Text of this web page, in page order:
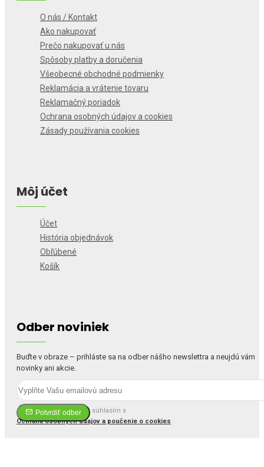
O nás / Kontakt
Ako nakupovať
Prečo nakupovať u nás
Spôsoby platby a doručenia
Všeobecné obchodné podmienky
Reklamácia a vrátenie tovaru
Reklamačný poriadok
Ochrana osobných údajov a cookies
Zásady používania cookies
Môj účet
Účet
História objednávok
Obľúbené
Košík
Odber noviniek
Buďte v obraze – prihláste sa na odber nášho newslettra a neujdú vám
novinky ani akcie.
Potvrdiť odber
Prečítal(a) som si a súhlasím s
Ochrana osobných údajov a poučenie o cookies